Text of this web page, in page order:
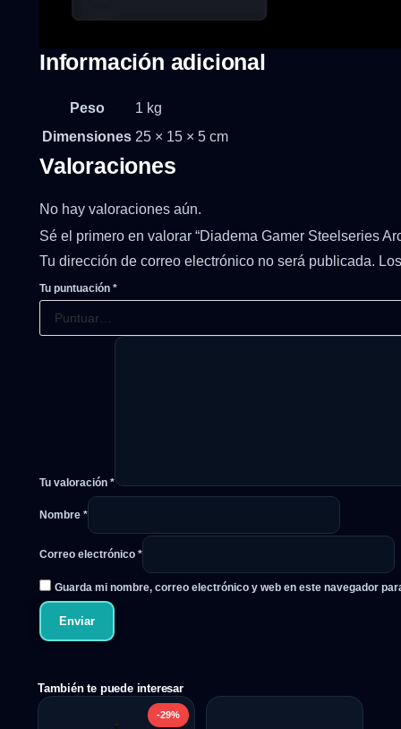
Información adicional
Peso
1 kg
Dimensiones 25 × 15 × 5 cm
Valoraciones
No hay valoraciones aún.
Sé el primero en valorar “Diadema Gamer Steelseries
Tu dirección de correo electrónico no será publicada.
Tu puntuación *
Tu valoración *
Nombre *
Correo electrónico *
Guarda mi nombre, correo electrónico y web en este navegador
También te puede interesar
-29%